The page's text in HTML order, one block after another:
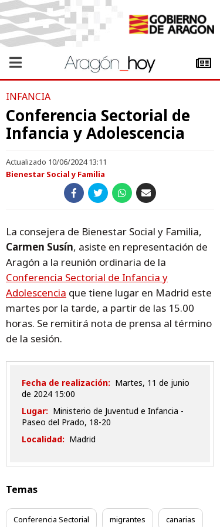
INFANCIA
Conferencia Sectorial de
Infancia y Adolescencia
Actualizado 10/06/2024 13:11
Bienestar Social y Familia
La consejera de Bienestar Social y Familia,
Carmen Susín, asiste en representación de
Aragón a la reunión ordinaria de la
Conferencia Sectorial de Infancia y
Adolescencia que tiene lugar en Madrid este
martes por la tarde, a partir de las 15.00
horas. Se remitirá nota de prensa al término
de la sesión.
Fecha de realización: martes, 11 de junio
de 2024 15:00
Lugar: Ministerio de Juventud e Infancia -
Paseo del Prado, 18-20
Localidad: Madrid
Temas
Conferencia Sectorial migrantes canarias